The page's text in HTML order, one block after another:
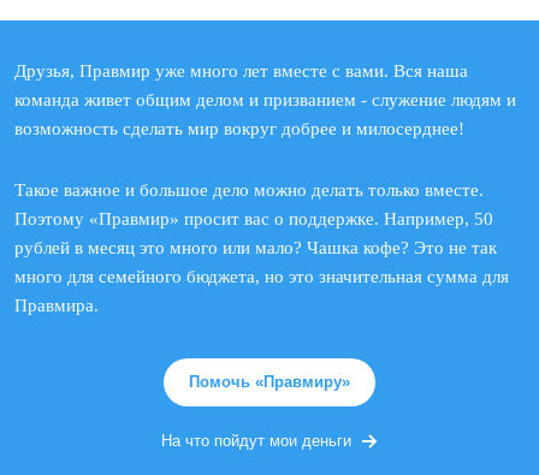
Друзья, Правмир уже много лет вместе с вами. Вся наша
команда живет общим делом и призванием - служение людям и
возможность сделать мир вокруг добрее и милосерднее!
Такое важное и большое дело можно делать только вместе.
Поэтому «Правмир» просит вас о поддержке. Например, 50
рублей в месяц это много или мало? Чашка кофе? Это не так
много для семейного бюджета, но это значительная сумма для
Правмира.
Помочь «Правмиру»
На что пойдут мои деньги